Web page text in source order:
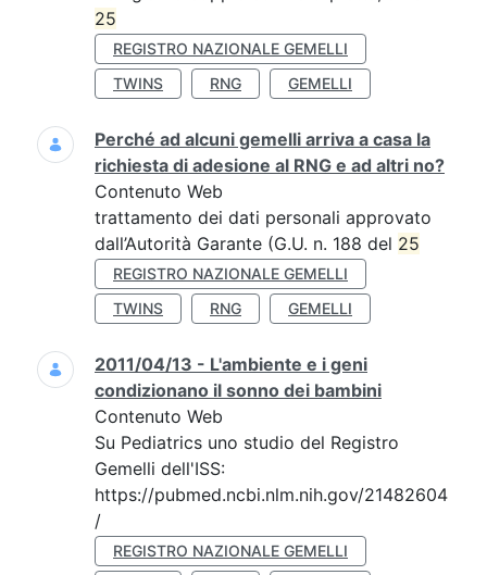
25
REGISTRO NAZIONALE GEMELLI
TWINS
RNG GEMELLI
Perché ad alcuni gemelli arriva a casa la
richiesta di adesione al RNG e ad altri no?
Contenuto Web
trattamento dei dati personali approvato
dall’Autorità Garante (G.U. n. 188 del 25
REGISTRO NAZIONALE GEMELLI
TWINS
RNG GEMELLI
2011/04/13 - L'ambiente e i geni
condizionano il sonno dei bambini
Contenuto Web
Su Pediatrics uno studio del Registro
Gemelli dell'ISS:
https://pubmed.ncbi.nlm.nih.gov/21482604
/
REGISTRO NAZIONALE GEMELLI